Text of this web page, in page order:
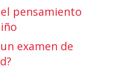
pensamiento
examen de